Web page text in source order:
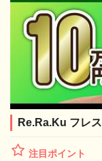
Re.Ra.Ku フレ
注目ポイント